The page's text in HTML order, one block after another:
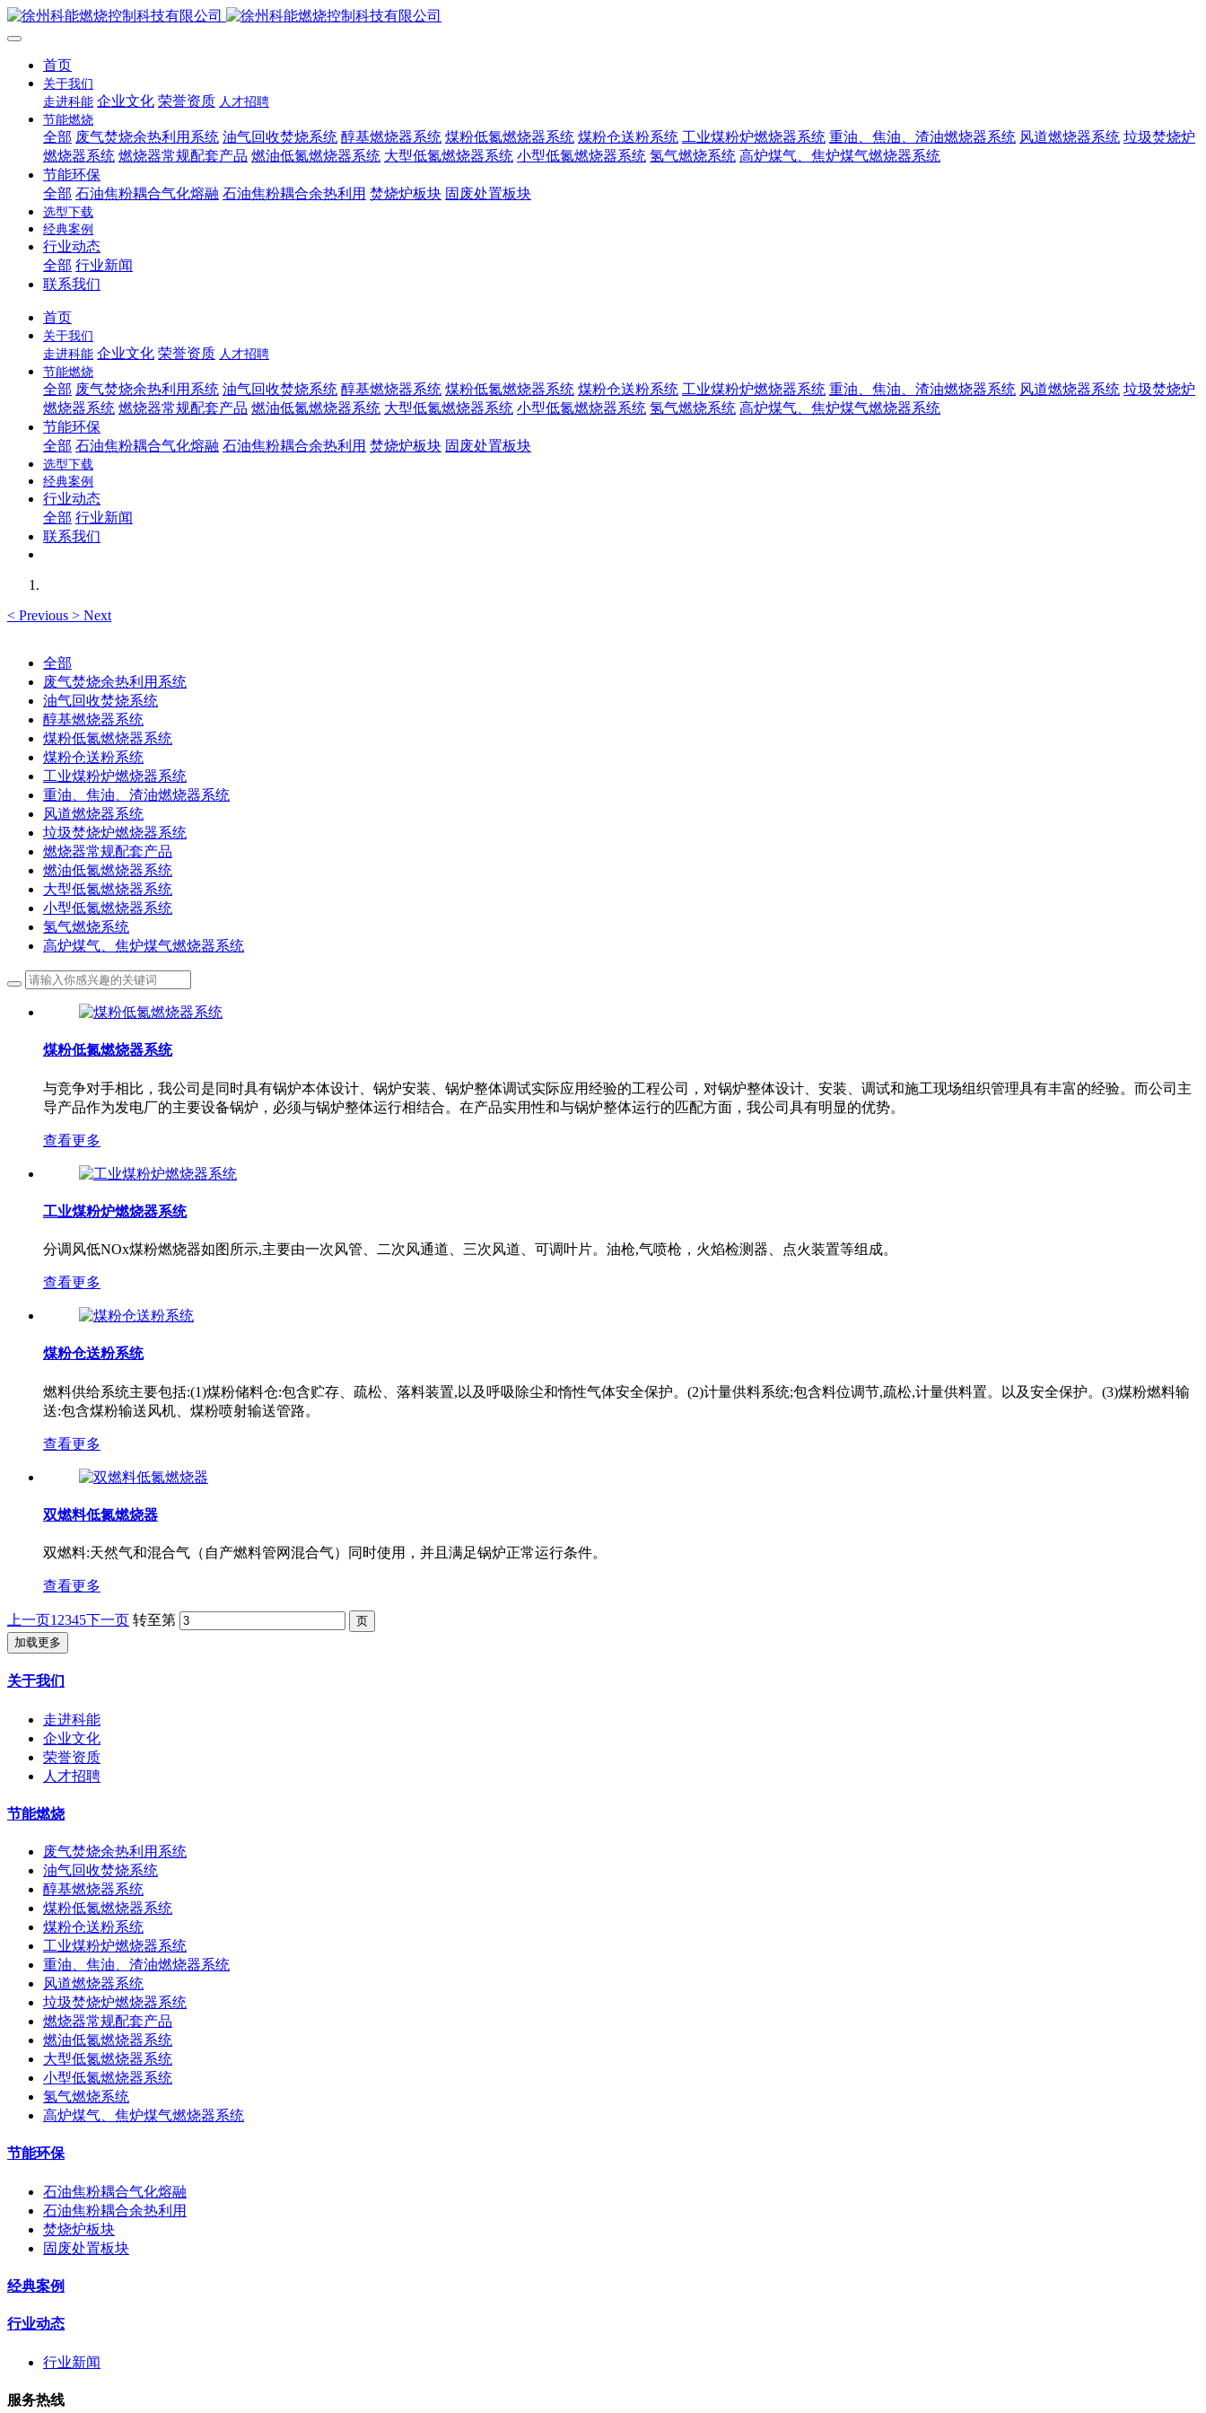
首页
关于我们
走进科能 企业文化 荣誉资质 人才招聘
节能燃烧
全部 废气焚烧余热利用系统 油气回收焚烧系统 醇基燃烧器系统 煤粉低氮燃烧器系统 煤粉仓送粉系统 工业煤粉炉燃烧器系统 重油、焦油、渣油燃烧器系统 风道燃烧器系统 垃圾焚烧炉
燃烧器系统 燃烧器常规配套产品 燃油低氮燃烧器系统 大型低氮燃烧器系统 小型低氮燃烧器系统 氢气燃烧系统 高炉煤气、焦炉煤气燃烧器系统
节能环保
全部 石油焦粉耦合气化熔融 石油焦粉耦合余热利用 焚烧炉板块 固废处置板块
选型下载
经典案例
行业动态
全部 行业新闻
联系我们
首页
关于我们
走进科能 企业文化 荣誉资质 人才招聘
节能燃烧
全部 废气焚烧余热利用系统 油气回收焚烧系统 醇基燃烧器系统 煤粉低氮燃烧器系统 煤粉仓送粉系统 工业煤粉炉燃烧器系统 重油、焦油、渣油燃烧器系统 风道燃烧器系统 垃圾焚烧炉
燃烧器系统 燃烧器常规配套产品 燃油低氮燃烧器系统 大型低氮燃烧器系统 小型低氮燃烧器系统 氢气燃烧系统 高炉煤气、焦炉煤气燃烧器系统
节能环保
全部 石油焦粉耦合气化熔融 石油焦粉耦合余热利用 焚烧炉板块 固废处置板块
选型下载
经典案例
行业动态
全部 行业新闻
联系我们
< Previous > Next
全部
废气焚烧余热利用系统
油气回收焚烧系统
醇基燃烧器系统
煤粉低氮燃烧器系统
煤粉仓送粉系统
工业煤粉炉燃烧器系统
重油、焦油、渣油燃烧器系统
风道燃烧器系统
垃圾焚烧炉燃烧器系统
燃烧器常规配套产品
燃油低氮燃烧器系统
大型低氮燃烧器系统
小型低氮燃烧器系统
氢气燃烧系统
高炉煤气、焦炉煤气燃烧器系统
煤粉低氮燃烧器系统
与竞争对手相比，我公司是同时具有锅炉本体设计、锅炉安装、锅炉整体调试实际应用经验的工程公司，对锅炉整体设计、安装、调试和施工现场组织管理具有丰富的经验。而公司主
导产品作为发电厂的主要设备锅炉，必须与锅炉整体运行相结合。在产品实用性和与锅炉整体运行的匹配方面，我公司具有明显的优势。
查看更多
工业煤粉炉燃烧器系统
分调风低NOx煤粉燃烧器如图所示,主要由一次风管、二次风通道、三次风道、可调叶片。油枪,气喷枪，火焰检测器、点火装置等组成。
查看更多
煤粉仓送粉系统
燃料供给系统主要包括:(1)煤粉储料仓:包含贮存、疏松、落料装置,以及呼吸除尘和惰性气体安全保护。(2)计量供料系统;包含料位调节,疏松,计量供料置。以及安全保护。(3)煤粉燃料输
送:包含煤粉输送风机、煤粉喷射输送管路。
查看更多
双燃料低氮燃烧器
双燃料:天然气和混合气（自产燃料管网混合气）同时使用，并且满足锅炉正常运行条件。
查看更多
上一页1 2345下一页 转至第
加载更多
关于我们
走进科能
企业文化
荣誉资质
人才招聘
节能燃烧
废气焚烧余热利用系统
油气回收焚烧系统
醇基燃烧器系统
煤粉低氮燃烧器系统
煤粉仓送粉系统
工业煤粉炉燃烧器系统
重油、焦油、渣油燃烧器系统
风道燃烧器系统
垃圾焚烧炉燃烧器系统
燃烧器常规配套产品
燃油低氮燃烧器系统
大型低氮燃烧器系统
小型低氮燃烧器系统
氢气燃烧系统
高炉煤气、焦炉煤气燃烧器系统
节能环保
石油焦粉耦合气化熔融
石油焦粉耦合余热利用
焚烧炉板块
固废处置板块
经典案例
行业动态
行业新闻
服务热线